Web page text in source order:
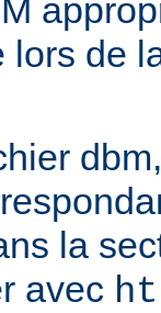
lors de
la
avec